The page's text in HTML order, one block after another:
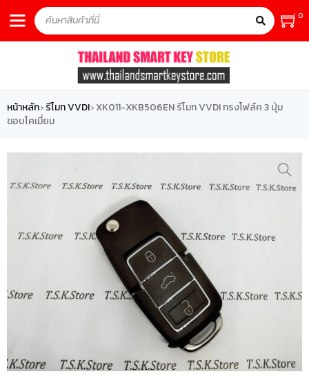
0
หน้าหลัก› รีโมท VVDI› XK011-XKB506EN รีโมท VVDI ทรงโฟล์ค 3 ปุ่ม
ขอบโคเมี่ยม